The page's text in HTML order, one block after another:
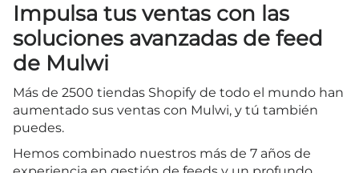
Impulsa tus ventas con las
soluciones avanzadas de feed
de Mulwi
Más de 2500 tiendas Shopify de todo el mundo han
aumentado sus ventas con Mulwi, y tú también
puedes.
Hemos combinado nuestros más de 7 años de